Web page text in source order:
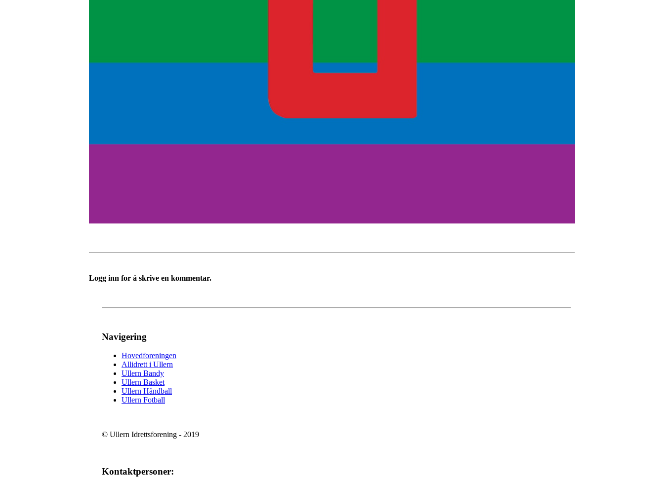
Logg inn for å skrive en kommentar.
Navigering
Hovedforeningen
Allidrett i Ullern
Ullern Bandy
Ullern Basket
Ullern Håndball
Ullern Fotball
© Ullern Idrettsforening - 2019
Kontaktpersoner: